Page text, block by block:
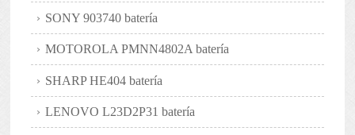
SONY 903740 batería
MOTOROLA PMNN4802A batería
SHARP HE404 batería
LENOVO L23D2P31 batería